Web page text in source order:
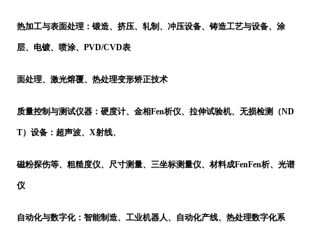
热加工与表面处理：锻造、挤压、轧制、冲压设备、铸造工艺与设备、涂
层、电镀、喷涂、 PVD/CVD表
面处理、激光熔覆、热处理变形矫正技术
质量控制与测试仪器：硬度计、金相Fen析仪、拉伸试验机、无损检测（ND
T）设备：超声波、X射线、
磁粉探伤等、粗糙度仪、尺寸测量、三坐标测量仪、材料成FenFen析、光谱
仪
自动化与数字化：智能制造、工业机器人、自动化产线、热处理数字化系